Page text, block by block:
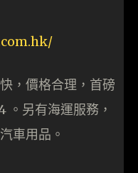
，價格合理，首磅
另有海運服務，
車用品。